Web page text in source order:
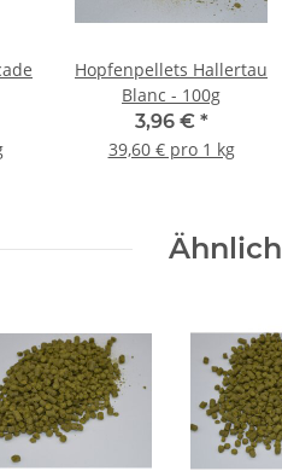
Hopfenpellets Hallertau
Blanc - 100g
3,96 € *
39,60 € pro 1 kg